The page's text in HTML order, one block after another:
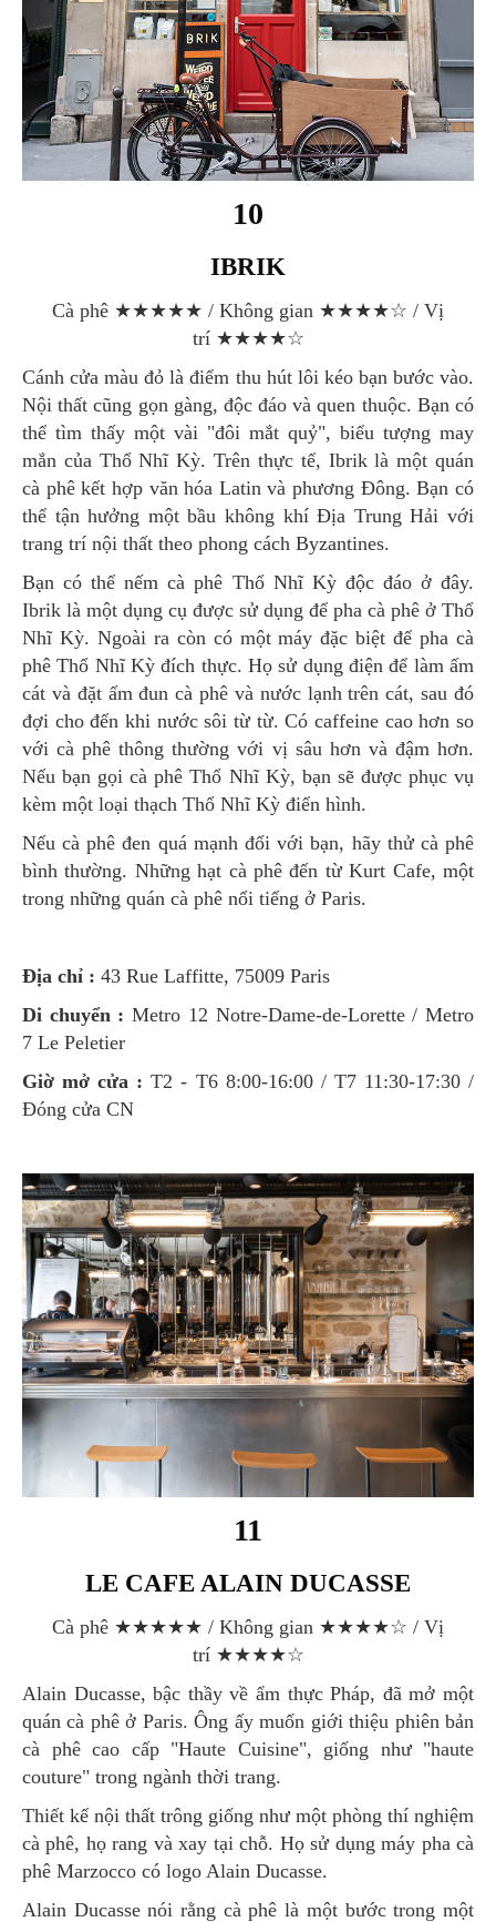
10
IBRIK
Cà phê ★★★★★ / Không gian ★★★★☆ / Vị
trí ★★★★☆
Cánh cửa màu đỏ là điểm thu hút lôi kéo bạn bước vào.
Nội thất cũng gọn gàng, độc đáo và quen thuộc. Bạn có
thể tìm thấy một vài "đôi mắt quỷ", biểu tượng may
mắn của Thổ Nhĩ Kỳ. Trên thực tế, Ibrik là một quán
cà phê kết hợp văn hóa Latin và phương Đông. Bạn có
thể tận hưởng một bầu không khí Địa Trung Hải với
trang trí nội thất theo phong cách Byzantines.
Bạn có thể nếm cà phê Thổ Nhĩ Kỳ độc đáo ở đây.
Ibrik là một dụng cụ được sử dụng để pha cà phê ở Thổ
Nhĩ Kỳ. Ngoài ra còn có một máy đặc biệt để pha cà
phê Thổ Nhĩ Kỳ đích thực. Họ sử dụng điện để làm ấm
cát và đặt ấm đun cà phê và nước lạnh trên cát, sau đó
đợi cho đến khi nước sôi từ từ. Có caffeine cao hơn so
với cà phê thông thường với vị sâu hơn và đậm hơn.
Nếu bạn gọi cà phê Thổ Nhĩ Kỳ, bạn sẽ được phục vụ
kèm một loại thạch Thổ Nhĩ Kỳ điển hình.
Nếu cà phê đen quá mạnh đối với bạn, hãy thử cà phê
bình thường. Những hạt cà phê đến từ Kurt Cafe, một
trong những quán cà phê nổi tiếng ở Paris.
Địa chỉ : 43 Rue Laffitte, 75009 Paris
Di chuyển : Metro 12 Notre-Dame-de-Lorette / Metro
7 Le Peletier
Giờ mở cửa : T2 - T6 8:00-16:00 / T7 11:30-17:30 /
Đóng cửa CN
11
LE CAFE ALAIN DUCASSE
Cà phê ★★★★★ / Không gian ★★★★☆ / Vị
trí ★★★★☆
Alain Ducasse, bậc thầy về ẩm thực Pháp, đã mở một
quán cà phê ở Paris. Ông ấy muốn giới thiệu phiên bản
cà phê cao cấp "Haute Cuisine", giống như "haute
couture" trong ngành thời trang.
Thiết kế nội thất trông giống như một phòng thí nghiệm
cà phê, họ rang và xay tại chỗ. Họ sử dụng máy pha cà
phê Marzocco có logo Alain Ducasse.
Alain Ducasse nói rằng cà phê là một bước trong một